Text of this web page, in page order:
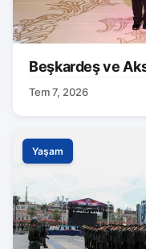
Beşkardeş ve
Tem 7, 2026
Yaşam